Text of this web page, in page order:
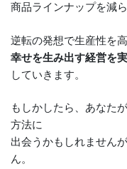
商品ラインナップを減
逆転の発想で生産性を高
幸せを生み出す経営を
していきます。
もしかしたら、あなた
方法に
出会うかもしれません
ん。